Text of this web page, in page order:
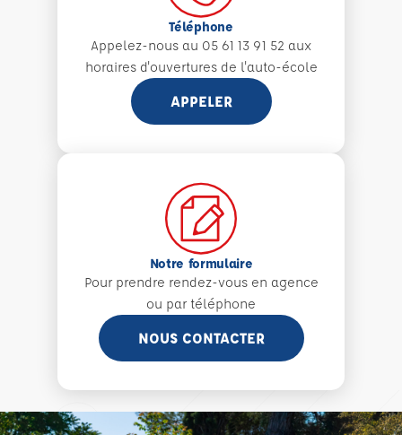
Téléphone
Appelez-nous au 05 61 13 91 52 aux
horaires d'ouvertures de l'auto-école
APPELER
Notre formulaire
Pour prendre rendez-vous en agence
ou par téléphone
NOUS CONTACTER